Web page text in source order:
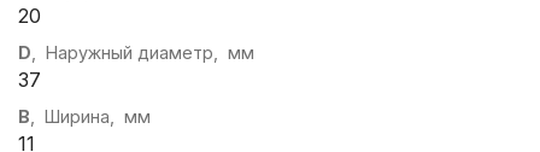
20
D , Наружный диаметр, мм
37
B , Ширина, мм
11